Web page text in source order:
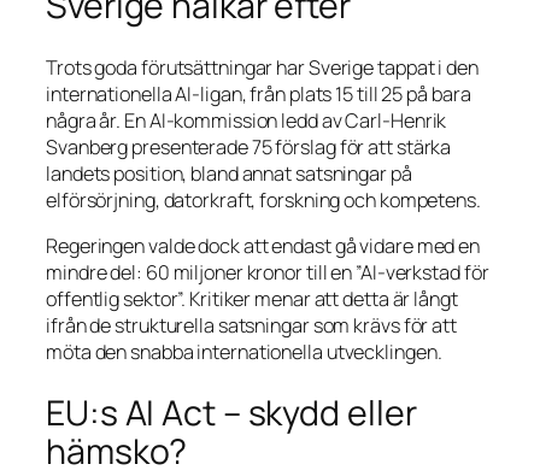
Trots goda förutsättningar har Sverige tappat i den
internationella AI-ligan, från plats 15 till 25 på bara
några år. En AI-kommission ledd av Carl-Henrik
Svanberg presenterade 75 förslag för att stärka
landets position, bland annat satsningar på
elförsörjning, datorkraft, forskning och kompetens.
Regeringen valde dock att endast gå vidare med en
mindre del: 60 miljoner kronor till en ”AI-verkstad för
offentlig sektor”. Kritiker menar att detta är långt
ifrån de strukturella satsningar som krävs för att
möta den snabba internationella utvecklingen.
EU:s AI Act – skydd eller
hämsko?